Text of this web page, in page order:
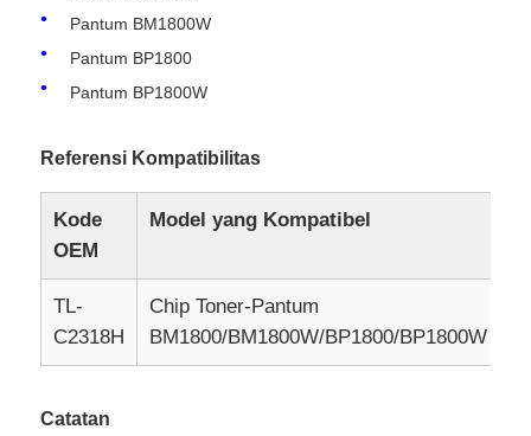
Rumah
Produk
Hubungi kami
Berita
Pantum BM1800W
Pantum BP1800
Pantum BP1800W
Referensi Kompatibilitas
Kode
OEM
Model yang Kompatibel
TL-
C2318H
Chip Toner-Pantum
BM1800/BM1800W/BP1800/BP1800W
Catatan